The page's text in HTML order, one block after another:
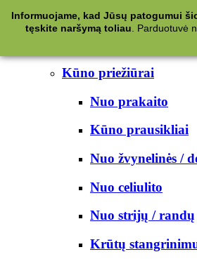
Kategorijos
Kūno priežiūrai
Nuo prakaito
Kūno prausikliai
Nuo žvynelinės /
Nuo celiulito
Nuo strijų / randų
Krūtų
Informuojame, kad Jūsų patogumui
tęskite naršymą toliau
Parduotuvė